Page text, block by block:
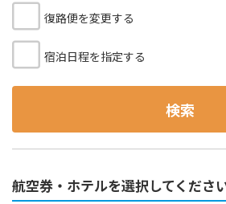
復路便を変更する
宿泊日程を指定する
検索
航空券・ホテルを選択してくださ